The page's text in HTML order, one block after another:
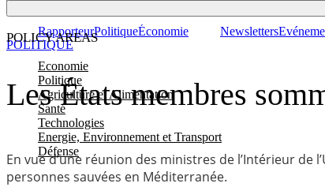
POLICY AREAS
Economie
Politique
Agriculture et Alimentation
Santé
Technologies
Energie, Environnement et Transport
Défense
RapporteurPolitiqueÉconomie Newsletters
Les États membres
En vue d’une réunion des ministres de l’Intérieur de
personnes sauvées en Méditerranée.
POLITIQUE